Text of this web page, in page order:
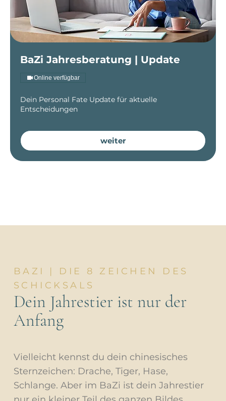
BaZi Jahresberatung | Update
Online verfügbar
Dein Personal Fate Update für aktuelle
Entscheidungen
weiter
BAZI | DIE 8 ZEICHEN DES
SCHICKSALS
Dein Jahrestier ist nur der
Anfang
Vielleicht kennst du dein chinesisches
Sternzeichen: Drache, Tiger, Hase,
Schlange. Aber im BaZi ist dein Jahrestier